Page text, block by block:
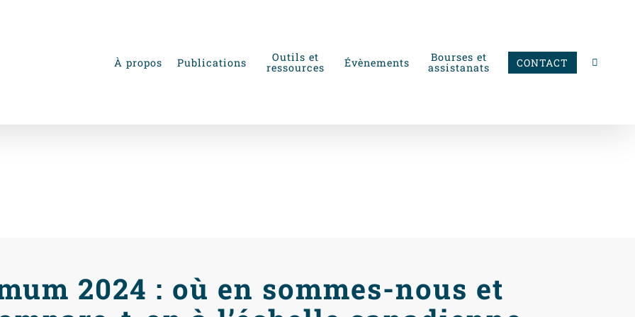
À propos Publications Outils et
ressources Évènements Bourses et
assistanats CONTACT
2024 : où en sommes-nous et